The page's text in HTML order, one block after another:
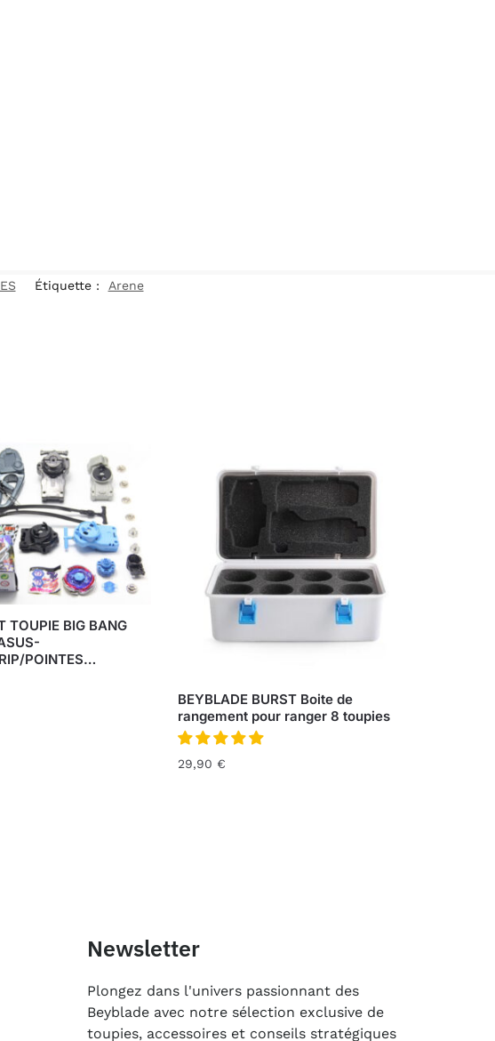
Étiquette : Arene
TOUPIE BIG BANG
POINTES…
BEYBLADE BURST Boite de
rangement pour ranger 8 toupies
29,90 €
Newsletter
Plongez dans l'univers passionnant des
Beyblade avec notre sélection exclusive de
toupies, accessoires et conseils stratégiques